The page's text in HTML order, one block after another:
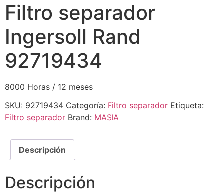
Filtro separador
Ingersoll Rand
92719434
8000 Horas / 12 meses
SKU: 92719434 Categoría: Filtro separador Etiqueta:
Filtro separador Brand: MASIA
Descripción
Descripción